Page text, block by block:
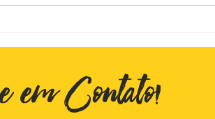
fábrica de
em Contato!